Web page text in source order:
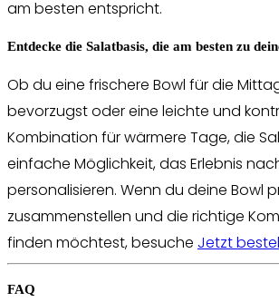
am besten entspricht.
Entdecke die Salatbasis, die am besten zu
Ob du eine frischere Bowl für die
bevorzugst oder eine leichte und
Kombination für wärmere Tage, die
einfache Möglichkeit, das Erlebnis
personalisieren. Wenn du deine Bowl
zusammenstellen und die richtige
finden möchtest, besuche Jetzt
FAQ